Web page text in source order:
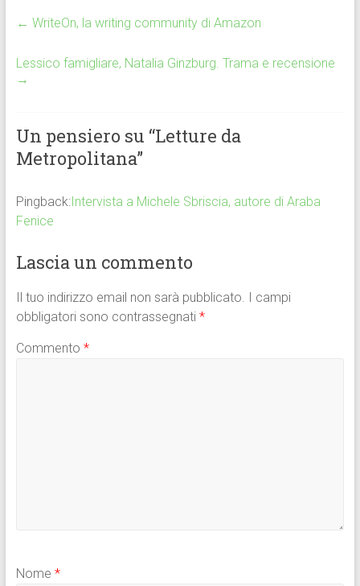
ce
o
tt
at
A
n
vi
← WriteOn, la writing community di Amazon
Lessico famigliare, Natalia Ginzburg. Trama e recensione
→
Un pensiero su “Letture da
Metropolitana”
Pingback:Intervista a Michele Sbriscia, autore di Araba
Fenice
Lascia un commento
Il tuo indirizzo email non sarà pubblicato. I campi
obbligatori sono contrassegnati *
Commento *
Nome *